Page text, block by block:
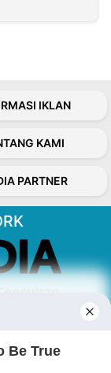
IKLAN
KAMI
PARTNER
sangka